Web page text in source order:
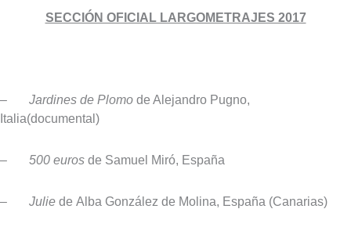
SECCIÓN OFICIAL LARGOMETRAJES 2017
– Jardines de Plomo de Alejandro Pugno,
Italia(documental)
– 500 euros de Samuel Miró, España
– Julie de Alba González de Molina, España (Canarias)